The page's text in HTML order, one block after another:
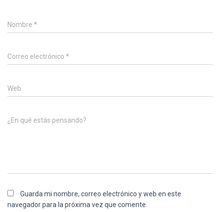
Nombre *
Correo electrónico *
Web
¿En qué estás pensando?
Guarda mi nombre, correo electrónico y web en este
navegador para la próxima vez que comente.